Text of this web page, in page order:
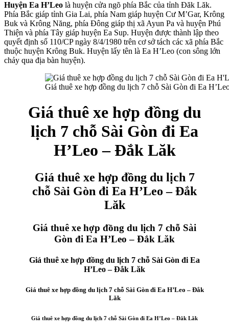
Huyện Ea H’Leo là huyện cửa ngõ phía Bắc của tỉnh Đăk Lăk.
Phía Bắc giáp tỉnh Gia Lai, phía Nam giáp huyện Cư M’Gar, Krông
Buk và Krông Năng, phía Đông giáp thị xã Ayun Pa và huyện Phú
Thiện và phía Tây giáp huyện Ea Sup. Huyện được thành lập theo
quyết định số 110/CP ngày 8/4/1980 trên cơ sở tách các xã phía Bắc
thuộc huyện Krông Buk. Huyện lấy tên là Ea H’Leo (con sông lớn
chảy qua địa bàn huyện).
Giá thuê xe hợp đồng du lịch 7 chỗ Sài Gòn đi Ea
Giá thuê xe hợp đồng du
lịch 7 chỗ Sài Gòn đi Ea
H’Leo – Đắk Lăk
Giá thuê xe hợp đồng du lịch 7
chỗ Sài Gòn đi Ea H’Leo – Đắk
Lăk
Giá thuê xe hợp đồng du lịch 7 chỗ Sài
Gòn đi Ea H’Leo – Đắk Lăk
Giá thuê xe hợp đồng du lịch 7 chỗ Sài Gòn đi Ea
H’Leo – Đắk Lăk
Giá thuê xe hợp đồng du lịch 7 chỗ Sài Gòn đi Ea H’Leo – Đắk
Lăk
Giá thuê xe hợp đồng du lịch 7 chỗ Sài Gòn đi Ea H’Leo – Đắk Lăk